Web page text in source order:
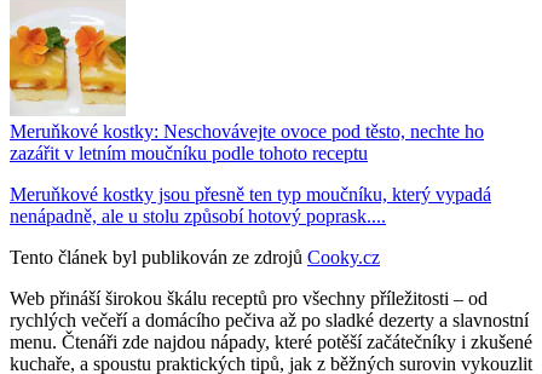
Meruňkové kostky: Neschovávejte ovoce pod těsto, nechte ho
zazářit v letním moučníku podle tohoto receptu
Meruňkové kostky jsou přesně ten typ moučníku, který vypadá
nenápadně, ale u stolu způsobí hotový poprask....
Tento článek byl publikován ze zdrojů Cooky.cz
Web přináší širokou škálu receptů pro všechny příležitosti – od
rychlých večeří a domácího pečiva až po sladké dezerty a slavnostní
menu. Čtenáři zde najdou nápady, které potěší začátečníky i zkušené
kuchaře, a spoustu praktických tipů, jak z běžných surovin vykouzlit